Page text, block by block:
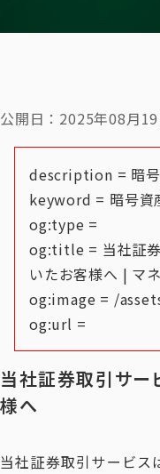
公開日：2025年08月19
description = 暗号
keyword = 暗号資
og:type =
og:title = 当社証券
いたお客様へ | マ
og:image = /
og:url =
当社証券取引サー
様へ
当社証券取引サービス